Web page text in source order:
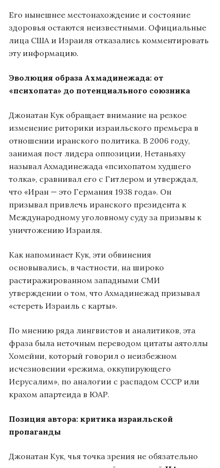
Его нынешнее местонахождение и состояние
здоровья остаются неизвестными. Официальные
лица США и Израиля отказались комментировать
эту информацию.
Эволюция образа Ахмадинежада: от
«психопата» до потенциального союзника
Джонатан Кук обращает внимание на резкое
изменение риторики израильского премьера в
отношении иранского политика. В 2006 году,
занимая пост лидера оппозиции, Нетаньяху
называл Ахмадинежада «психопатом худшего
толка», сравнивал его с Гитлером и утверждал,
что «Иран — это Германия 1938 года». Он
призывал привлечь иранского президента к
Международному уголовному суду за призывы к
уничтожению Израиля.
Как напоминает Кук, эти обвинения
основывались, в частности, на широко
растиражированном западными СМИ
утверждении о том, что Ахмадинежад призывал
«стереть Израиль с карты».
По мнению ряда лингвистов и аналитиков, эта
фраза была неточным переводом цитаты аятоллы
Хомейни, который говорил о неизбежном
исчезновении «режима, оккупирующего
Иерусалим», по аналогии с распадом СССР или
крахом апартеида в ЮАР.
Позиция автора: критика израильской
пропаганды
Джонатан Кук, чья точка зрения не обязательно